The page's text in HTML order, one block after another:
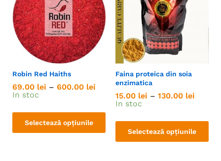
Robin Red Haiths
69.00 lei – 600.00 lei
In stoc
Selectează opțiunile
Faina proteica din soia
enzimatica
15.00 lei – 130.00 lei
In stoc
Selectează opțiunile